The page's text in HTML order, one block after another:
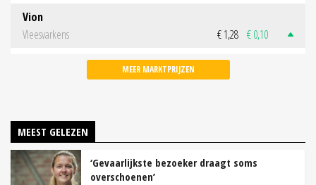
Vion
Vleesvarkens
€ 1,28 € 0,10
MEER MARKTPRIJZEN
MEEST GELEZEN
‘Gevaarlijkste bezoeker draagt soms
overschoenen’